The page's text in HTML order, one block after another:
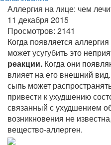
Аллергия на лице: чем
11 декабря 2015
Просмотров: 2141
Когда появляется
может усугубить это
реакции. Когда они
влияет на его внешний
сыпь может
привести к ухудшению
связанный с ухудшением
возникновения не
вещество-аллерген.